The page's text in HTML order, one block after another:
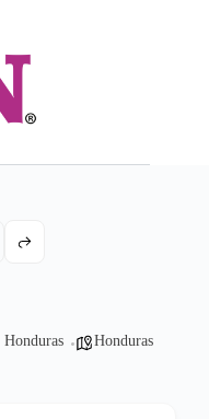
Honduras Honduras